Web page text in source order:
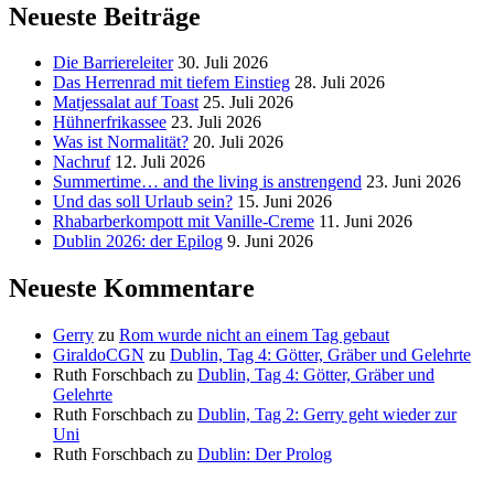
Neueste Beiträge
Die Barriereleiter 30. Juli 2026
Das Herrenrad mit tiefem Einstieg 28. Juli 2026
Matjessalat auf Toast 25. Juli 2026
Hühnerfrikassee 23. Juli 2026
Was ist Normalität? 20. Juli 2026
Nachruf 12. Juli 2026
Summertime… and the living is anstrengend 23. Juni 2026
Und das soll Urlaub sein? 15. Juni 2026
Rhabarberkompott mit Vanille-Creme 11. Juni 2026
Dublin 2026: der Epilog 9. Juni 2026
Neueste Kommentare
Gerry zu Rom wurde nicht an einem Tag gebaut
GiraldoCGN zu Dublin, Tag 4: Götter, Gräber und Gelehrte
Ruth Forschbach zu Dublin, Tag 4: Götter, Gräber und
Gelehrte
Ruth Forschbach zu Dublin, Tag 2: Gerry geht wieder zur
Uni
Ruth Forschbach zu Dublin: Der Prolog